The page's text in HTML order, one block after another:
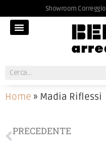
Showroom Correggio
Home » Madia Riflessi
PRECEDENTE